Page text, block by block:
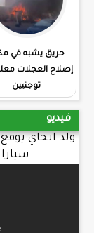
حريق يشبه في
إصلاح العجلات
توجنيين
فيديو
ولد انجاي